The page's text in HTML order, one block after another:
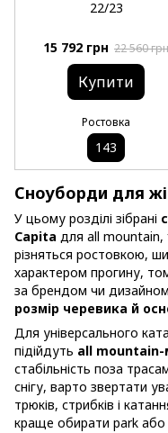
22/23
15 792 грн 22 560 грн
Купити
Ростовка
143
Сноуборди для
У цьому розділі зібрані
Capita для all mountain,
різняться ростовкою,
характером прогину,
за брендом чи
розмір черевика й
Для універсального
підійдуть all mountain-
стабільність поза
снігу, варто звертати
трюків, стрибків і
краще обирати park або